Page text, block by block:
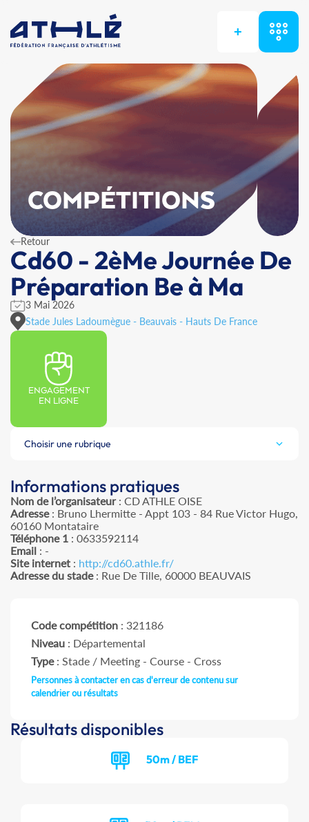
+
COMPÉTITIONS
Retour
Cd60 - 2èMe Journée De
Préparation Be à Ma
3 Mai 2026
Stade Jules Ladoumègue - Beauvais - Hauts De France
ENGAGEMENT
EN LIGNE
Choisir une rubrique
Informations pratiques
Nom de l’organisateur: CD ATHLE OISE
Adresse: Bruno Lhermitte - Appt 103 - 84 Rue Victor Hugo,
60160 Montataire
Téléphone 1 : 0633592114
Email : -
Site internet : http://cd60.athle.fr/
Adresse du stade: Rue De Tille, 60000 BEAUVAIS
Code compétition : 321186
Niveau : Départemental
Type: Stade / Meeting - Course - Cross
Personnes à contacter en cas d'erreur de contenu sur
calendrier ou résultats
Résultats disponibles
50m / BEF